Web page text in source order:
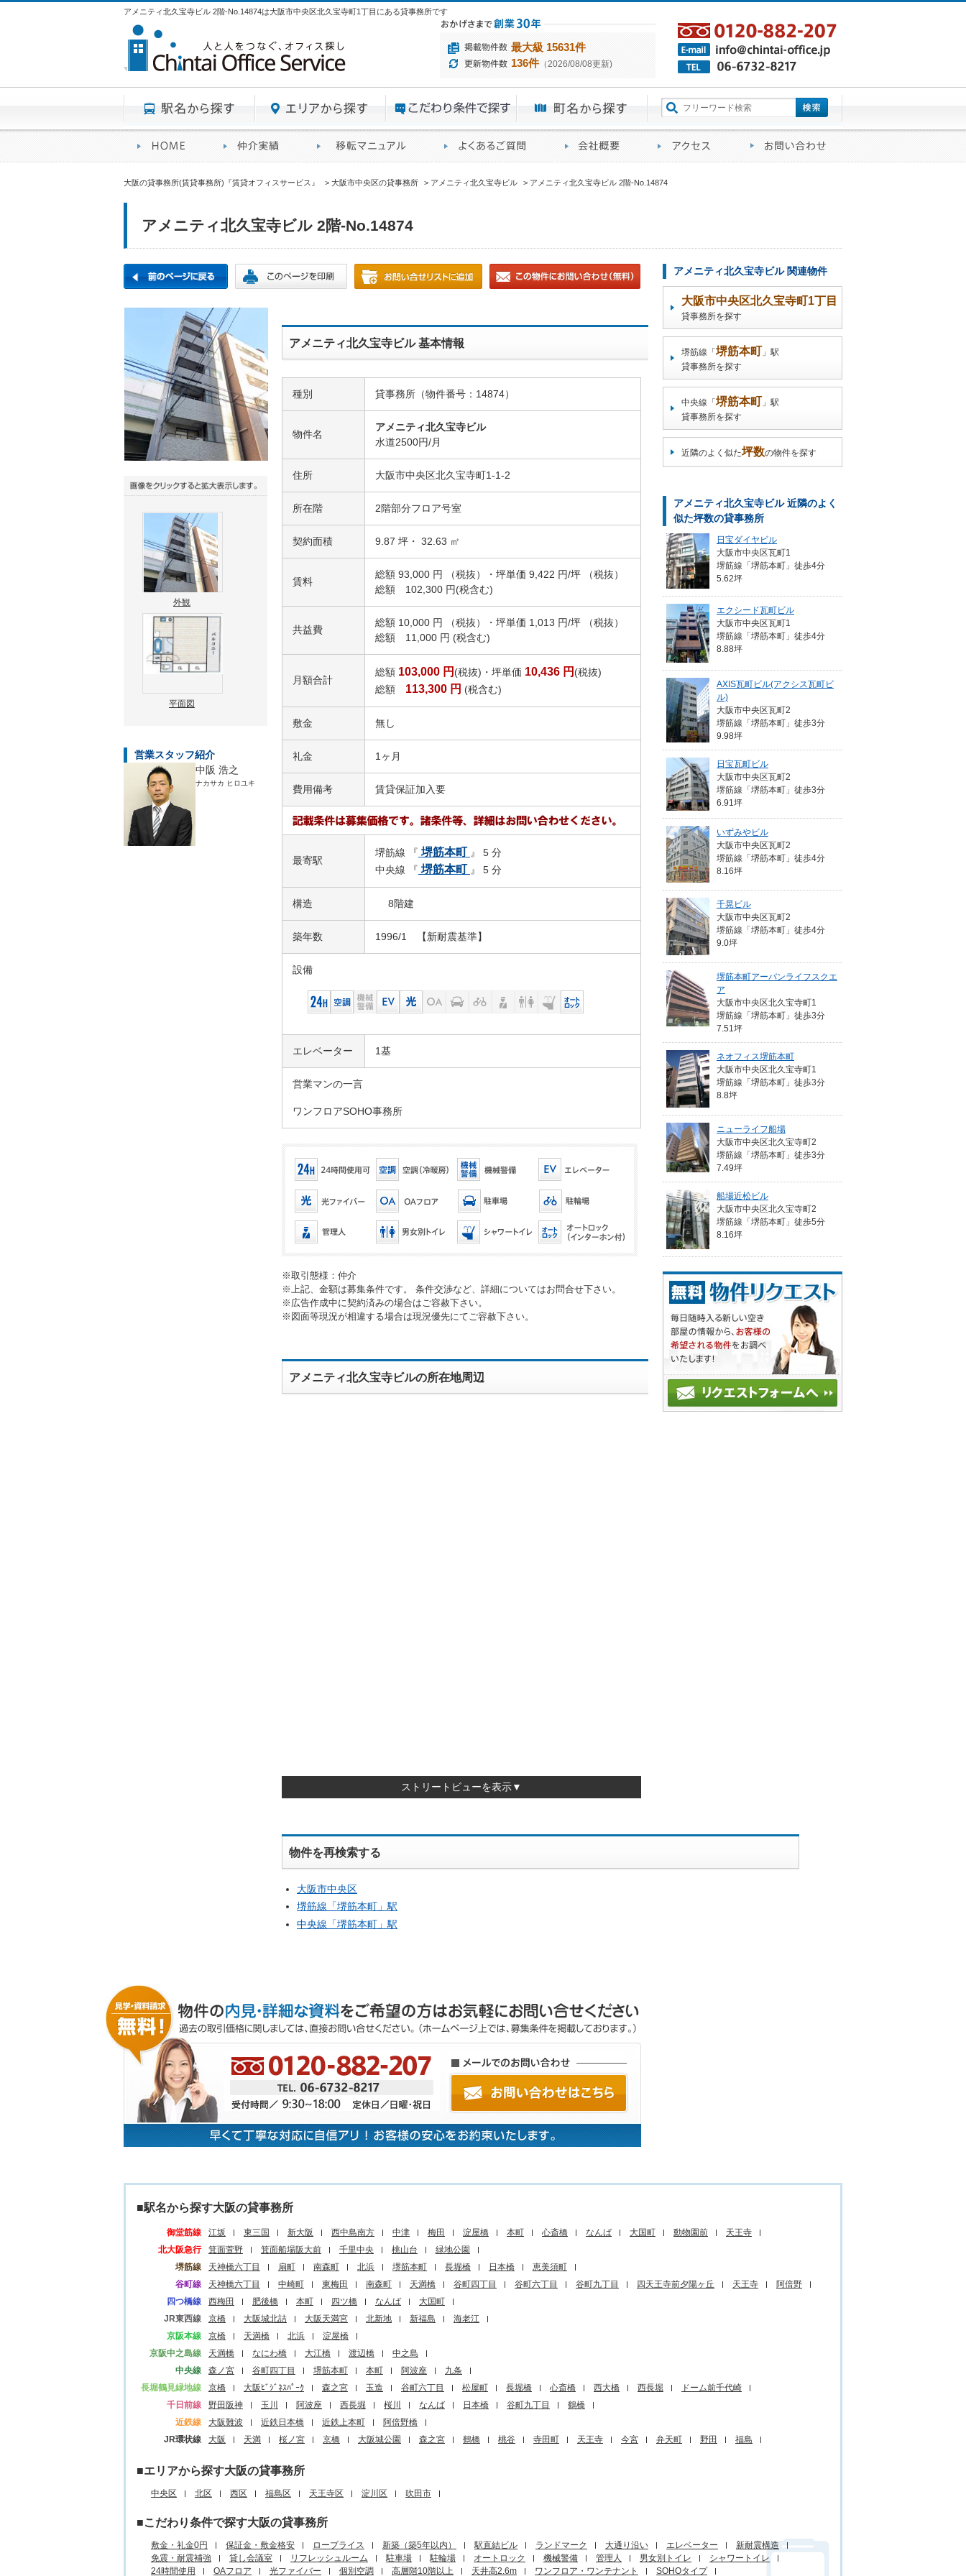
アメニティ北久宝寺ビル 2階-No.14874は大阪市中央区北久宝寺町1丁目にある貸事務所です
最大級 15631件
136件（2026/08/08更新)
大阪の貸事務所(賃貸事務所)『賃貸オフィスサービス』 大阪市中央区の貸事務所 アメニティ北久宝寺ビル アメニティ北久宝寺ビル 2階-No.14874
アメニティ北久宝寺ビル 2階-No.14874
外観
平面図
営業スタッフ紹介
中阪 浩之
ナカサカ ヒロユキ
アメニティ北久宝寺ビル 基本情報
種別 貸事務所（物件番号：14874）
物件名
アメニティ北久宝寺ビル
水道2500円/月
住所 大阪市中央区北久宝寺町1-1-2
所在階 2階部分フロア号室
契約面積 9.87 坪・ 32.63 ㎡
賃料
総額 93,000 円 （税抜）・坪単価 9,422 円/坪 （税抜）
総額 102,300 円(税含む)
共益費
総額 10,000 円 （税抜）・坪単価 1,013 円/坪 （税抜）
総額 11,000 円 (税含む)
月額合計
総額 103,000 円 (税抜)・坪単価 10,436 円 (税抜)
総額 113,300 円 (税含む)
敷金 無し
礼金 1ヶ月
費用備考 賃貸保証加入要
最寄駅
堺筋線 『 堺筋本町 』 5 分
中央線 『 堺筋本町 』 5 分
構造 8階建
築年数 1996/1 【新耐震基準】
設備
エレベーター 1基
営業マンの一言
ワンフロアSOHO事務所
※取引態様：仲介
※上記、金額は募集条件です。 条件交渉など、詳細についてはお問合せ下さい。
※広告作成中に契約済みの場合はご容赦下さい。
※図面等現況が相違する場合は現況優先にてご容赦下さい。
アメニティ北久宝寺ビルの所在地周辺
ストリートビューを表示▼
物件を再検索する
大阪市中央区
堺筋線「堺筋本町 」駅
中央線「堺筋本町 」駅
アメニティ北久宝寺ビル 関連物件
大阪市中央区北久宝寺町1丁目
貸事務所を探す
堺筋線「 堺筋本町 」駅
貸事務所を探す
中央線「 堺筋本町 」駅
貸事務所を探す
近隣のよく似た坪数の物件を探す
アメニティ北久宝寺ビル 近隣のよく
似た坪数の貸事務所
日宝ダイヤビル
大阪市中央区瓦町1
堺筋線「堺筋本町」徒歩4分
5.62坪
エクシード瓦町ビル
大阪市中央区瓦町1
堺筋線「堺筋本町」徒歩4分
8.88坪
AXIS瓦町ビル(アクシス瓦町ビ
ル)
大阪市中央区瓦町2
堺筋線「堺筋本町」徒歩3分
9.98坪
日宝瓦町ビル
大阪市中央区瓦町2
堺筋線「堺筋本町」徒歩3分
6.91坪
いずみやビル
大阪市中央区瓦町2
堺筋線「堺筋本町」徒歩4分
8.16坪
千晃ビル
大阪市中央区瓦町2
堺筋線「堺筋本町」徒歩4分
9.0坪
堺筋本町アーバンライフスクエ
ア
大阪市中央区北久宝寺町1
堺筋線「堺筋本町」徒歩3分
7.51坪
ネオフィス堺筋本町
大阪市中央区北久宝寺町1
堺筋線「堺筋本町」徒歩3分
8.8坪
ニューライフ船場
大阪市中央区北久宝寺町2
堺筋線「堺筋本町」徒歩3分
7.49坪
船場近松ビル
大阪市中央区北久宝寺町2
堺筋線「堺筋本町」徒歩5分
8.16坪
■駅名から探す大阪の貸事務所
御堂筋線 江坂 東三国 新大阪 西中島南方 中津 梅田 淀屋橋 本町 心斎橋 なんば 大国町 動物園前
天王寺
北大阪急行
箕面萱野 箕面船場阪大前 千里中央 桃山台
緑地公園
堺筋線
天神橋六丁目 扇町 南森町 北浜 堺筋本町 長堀橋 日本橋
恵美須町
谷町線
天神橋六丁目 中崎町 東梅田 南森町 天満橋 谷町四丁目 谷町六丁目 谷町九丁目 四天王寺前夕陽ヶ丘 天王寺
阿倍野
四つ橋線
西梅田 肥後橋 本町 四ツ橋 なんば
大国町
JR東西線
京橋 大阪城北詰 大阪天満宮 北新地 新福島
海老江
京阪本線
京橋 天満橋 北浜
淀屋橋
京阪中之島線
天満橋 なにわ橋 大江橋 渡辺橋
中之島
中央線
森ノ宮 谷町四丁目 堺筋本町 本町 阿波座
九条
長堀鶴見緑地線
京橋 大阪ﾋﾞｼﾞﾈｽﾊﾟｰｸ 森之宮 玉造 谷町六丁目 松屋町 長堀橋 心斎橋 西大橋 西長堀
ドーム前千代崎
千日前線
野田阪神 玉川 阿波座 西長堀 桜川 なんば 日本橋 谷町九丁目
鶴橋
近鉄線
大阪難波 近鉄日本橋 近鉄上本町
阿倍野橋
JR環状線
大阪 天満 桜ノ宮 京橋 大阪城公園 森之宮 鶴橋 桃谷 寺田町 天王寺 今宮 弁天町 野田 福島
■エリアから探す大阪の貸事務所
中央区 北区 西区 福島区 天王寺区 淀川区 吹田市
■こだわり条件で探す大阪の貸事務所
敷金・礼金0円 保証金・敷金格安 ロープライス 新築（築5年以内） 駅直結ビル ランドマーク 大通り沿い エレベーター
新耐震構造
免震・耐震補強
貸し会議室 リフレッシュルーム 駐車場 駐輪場 オートロック 機械警備 管理人 男女別トイレ
シャワートイレ
24時間使用
OAフロア 光ファイバー 個別空調 高層階10階以上 天井高2.6m ワンフロア・ワンテナント SOHOタイプ